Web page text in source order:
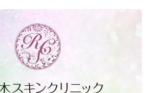
除去
ダイエット
ビクリア
ニキビ治療
凹み（ニキビ痕のクレーター）
ニキビ痕のクレーター）オリジナル
ピーリング
クレーター治療
ニキビ跡治療